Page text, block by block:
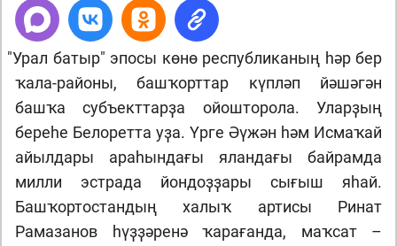
"Урал батыр" эпосы көнө республиканың һәр бер
ҡала-районы, башҡорттар күпләп йәшәгән
башҡа субъекттарҙа ойошторола. Уларҙың
береһе Белоретта уҙа. Үрге Әүжән һәм Исмаҡай
айылдары араһындағы яландағы байрамда
милли эстрада йондоҙҙары сығыш яһай.
Башҡортостандың халыҡ артисы Ринат
Рамазанов һүҙҙәренә ҡарағанда, маҡсат –